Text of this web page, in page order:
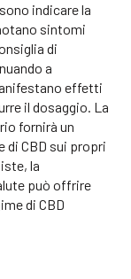
indicare la
sintomi
di
a
effetti
il dosaggio. La
fornirà un
di CBD sui propri
la
può offrire
di CBD